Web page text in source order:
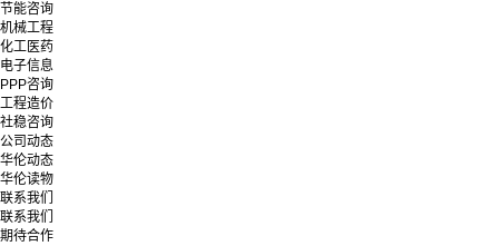
节能咨询
机械工程
化工医药
电子信息
PPP咨询
工程造价
社稳咨询
公司动态
华伦动态
华伦读物
联系我们
联系我们
期待合作